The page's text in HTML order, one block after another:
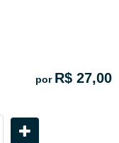
por R$ 27,00